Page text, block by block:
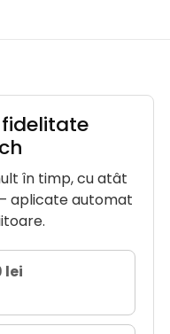
în timp, cu atât
aplicate automat
lei